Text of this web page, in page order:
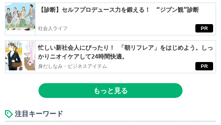
PR
【診断】セルフプロデュース力を鍛える！ “ジブン観”診断
社会人ライフ
PR
忙しい新社会人にぴったり！ 「朝リフレア」をはじめよう。しっ
かりニオイケアして24時間快適。
身だしなみ・ビジネスアイテム
もっと見る
注目キーワード